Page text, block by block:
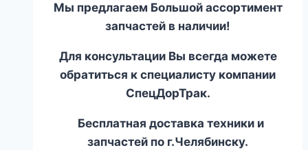
Мы предлагаем Большой ассортимент
запчастей в наличии!
Для консультации Вы всегда можете
обратиться к специалисту компании
СпецДорТрак.
Бесплатная доставка техники и
запчастей по г.Челябинску.